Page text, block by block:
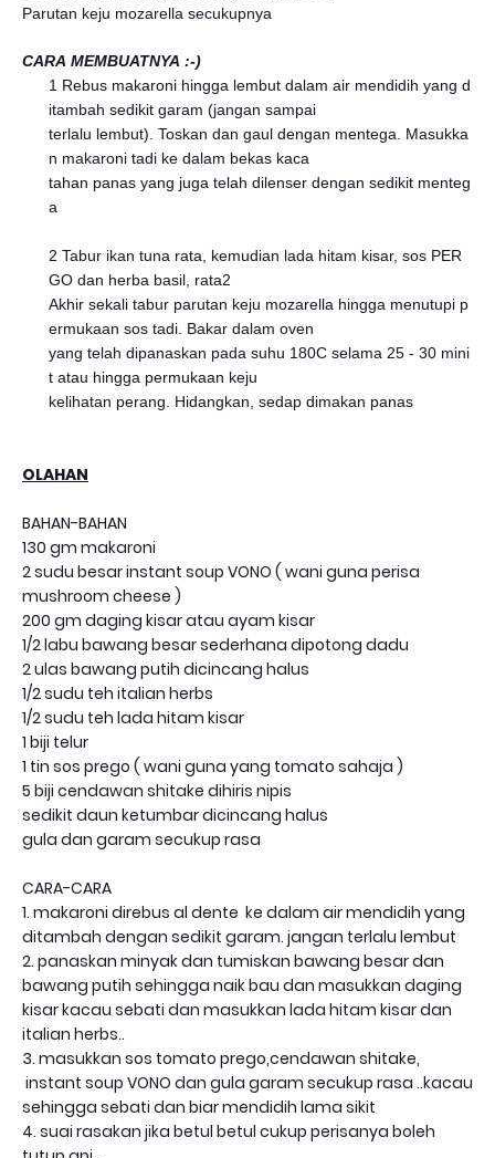
Parutan keju mozarella secukupnya
CARA MEMBUATNYA :-)
1 Rebus makaroni hingga lembut dalam air mendidih yang d
itambah sedikit garam (jangan sampai
terlalu lembut). Toskan dan gaul dengan mentega. Masukka
n makaroni tadi ke dalam bekas kaca
tahan panas yang juga telah dilenser dengan sedikit menteg
a
2 Tabur ikan tuna rata, kemudian lada hitam kisar, sos PER
GO dan herba basil, rata2
Akhir sekali tabur parutan keju mozarella hingga menutupi p
ermukaan sos tadi. Bakar dalam oven
yang telah dipanaskan pada suhu 180C selama 25 - 30 mini
t atau hingga permukaan keju
kelihatan perang. Hidangkan, sedap dimakan panas
OLAHAN
BAHAN-BAHAN
130 gm makaroni
2 sudu besar instant soup VONO ( wani guna perisa
mushroom cheese )
200 gm daging kisar atau ayam kisar
1/2 labu bawang besar sederhana dipotong dadu
2 ulas bawang putih dicincang halus
1/2 sudu teh italian herbs
1/2 sudu teh lada hitam kisar
1 biji telur
1 tin sos prego ( wani guna yang tomato sahaja )
5 biji cendawan shitake dihiris nipis
sedikit daun ketumbar dicincang halus
gula dan garam secukup rasa
CARA-CARA
1. makaroni direbus al dente ke dalam air mendidih yang
ditambah dengan sedikit garam. jangan terlalu lembut
2. panaskan minyak dan tumiskan bawang besar dan
bawang putih sehingga naik bau dan masukkan daging
kisar kacau sebati dan masukkan lada hitam kisar dan
italian herbs..
3. masukkan sos tomato prego,cendawan shitake,
instant soup VONO dan gula garam secukup rasa ..kacau
sehingga sebati dan biar mendidih lama sikit
4. suai rasakan jika betul betul cukup perisanya boleh